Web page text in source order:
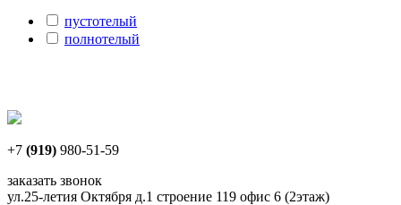
пустотелый
полнотелый
+7 (919) 980-51-59
заказать звонок
ул.25-летия Октября д.1 строение 119 офис 6 (2этаж)